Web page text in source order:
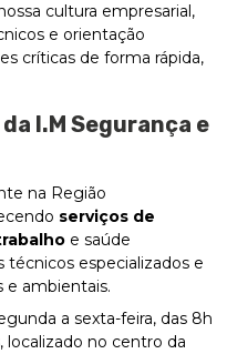
cultura empresarial,
e orientação
críticas de forma rápida,
I.M Segurança e
na Região
serviços de
e saúde
técnicos especializados e
e ambientais.
a sexta-feira, das 8h
localizado no centro da